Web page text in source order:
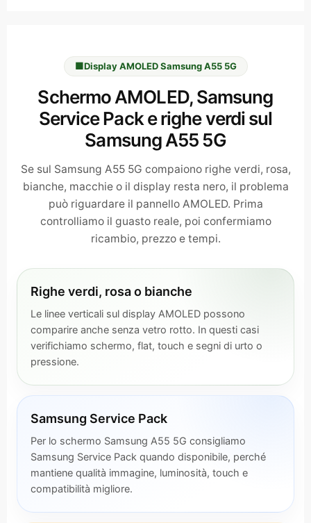
🟩Display AMOLED Samsung A55 5G
Schermo AMOLED, Samsung
Service Pack e righe verdi sul
Samsung A55 5G
Se sul Samsung A55 5G compaiono righe verdi, rosa,
bianche, macchie o il display resta nero, il problema
può riguardare il pannello AMOLED. Prima
controlliamo il guasto reale, poi confermiamo
ricambio, prezzo e tempi.
Righe verdi, rosa o bianche
Le linee verticali sul display AMOLED possono
comparire anche senza vetro rotto. In questi casi
verifichiamo schermo, flat, touch e segni di urto o
pressione.
Samsung Service Pack
Per lo schermo Samsung A55 5G consigliamo
Samsung Service Pack quando disponibile, perché
mantiene qualità immagine, luminosità, touch e
compatibilità migliore.